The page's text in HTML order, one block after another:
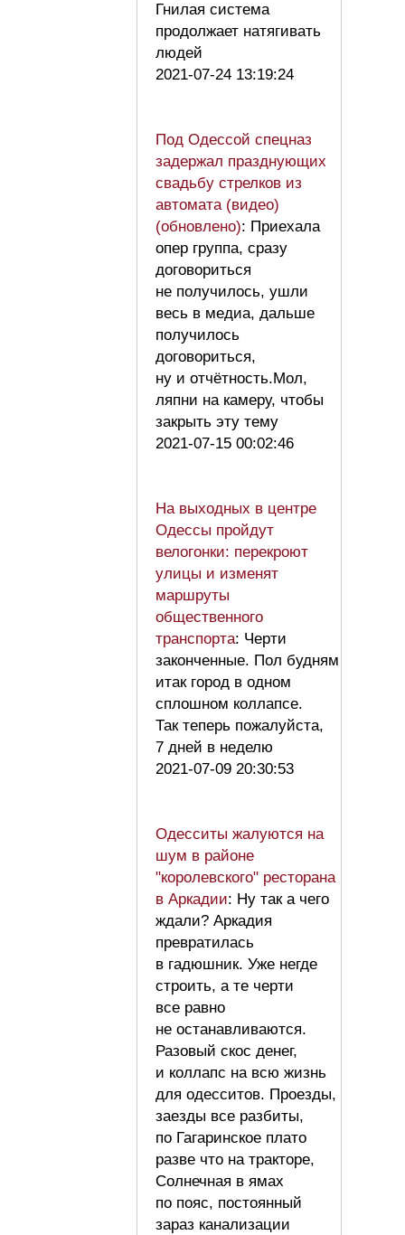
Гнилая система
продолжает натягивать
людей
2021-07-24 13:19:24
Под Одессой спецназ
задержал празднующих
свадьбу стрелков из
автомата (видео)
(обновлено): Приехала
опер группа, сразу
договориться
не получилось, ушли
весь в медиа, дальше
получилось
договориться,
ну и отчётность.Мол,
ляпни на камеру, чтобы
закрыть эту тему
2021-07-15 00:02:46
На выходных в центре
Одессы пройдут
велогонки: перекроют
улицы и изменят
маршруты
общественного
транспорта: Черти
законченные. Пол будням
итак город в одном
сплошном коллапсе.
Так теперь пожалуйста,
7 дней в неделю
2021-07-09 20:30:53
Одесситы жалуются на
шум в районе
"королевского" ресторана
в Аркадии: Ну так а чего
ждали? Аркадия
превратилась
в гадюшник. Уже негде
строить, а те черти
все равно
не останавливаются.
Разовый скос денег,
и коллапс на всю жизнь
для одесситов. Проезды,
заезды все разбиты,
по Гагаринское плато
разве что на тракторе,
Солнечная в ямах
по пояс, постоянный
зараз канализации